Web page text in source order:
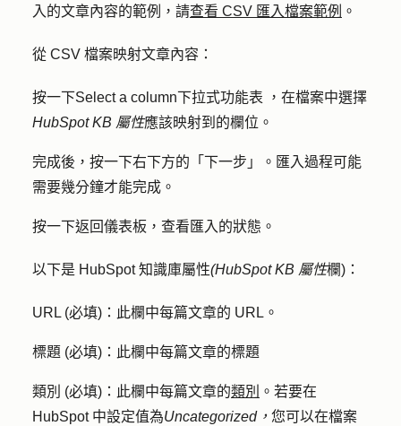
入的文章內容的範例，請查看 CSV 匯入檔案範例 。
從 CSV 檔案映射文章內容：
按一下Select a column下拉式功能表
，在檔案中選擇
HubSpot KB 屬性應該映射到的欄位 。
完成後，按一下右下方的「 下一步 」。匯入過程可能
需要幾分鐘才能完成。
按一下返回儀表板 ，查看匯入的狀態。
以下是 HubSpot 知識庫屬性(HubSpot KB 屬性欄)：
URL (必填) ：此欄中每篇文章的 URL。
標題 (必填) ：此欄中每篇文章的標題
類別 (必填) ：此欄中每篇文章的類別 。若要在
HubSpot 中設定值為Uncategorized， 您可以在檔案